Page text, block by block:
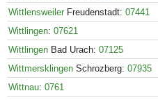
Wittlensweiler Freudenstadt: 07441
Wittlingen: 07621
Wittlingen Bad Urach: 07125
Wittmersklingen Schrozberg: 07935
Wittnau: 0761